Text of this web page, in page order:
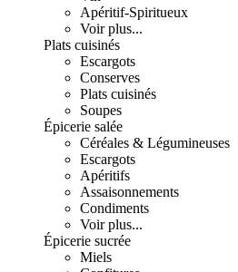
Apéritif-Spiritueux
Voir plus...
Plats cuisinés
Escargots
Conserves
Plats cuisinés
Soupes
Épicerie salée
Céréales & Légumineuses
Escargots
Apéritifs
Assaisonnements
Condiments
Voir plus...
Épicerie sucrée
Miels